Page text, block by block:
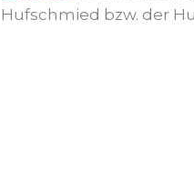
Hufschmied bzw. der